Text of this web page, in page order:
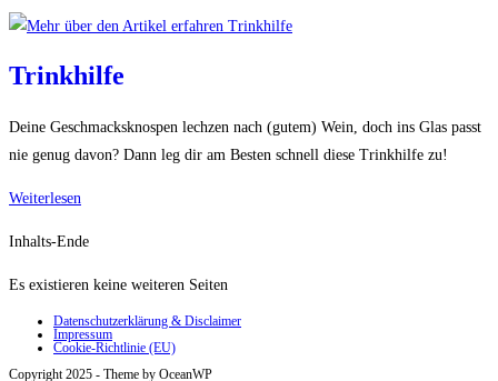
das
aus-
einzuklappen
Trinkhilfe
Deine Geschmacksknospen lechzen nach (gutem) Wein, doch ins Glas passt
nie genug davon? Dann leg dir am Besten schnell diese Trinkhilfe zu!
Weiterlesen
Inhalts-Ende
Es existieren keine weiteren Seiten
Datenschutzerklärung & Disclaimer
Impressum
Cookie-Richtlinie (EU)
Copyright 2025 - Theme by OceanWP